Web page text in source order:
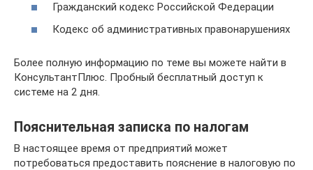
Гражданский кодекс Российской Федерации
Кодекс об административных правонарушениях
Более полную информацию по теме вы можете найти в
КонсультантПлюс. Пробный бесплатный доступ к
системе на 2 дня.
Пояснительная записка по налогам
В настоящее время от предприятий может
потребоваться предоставить пояснение в налоговую по